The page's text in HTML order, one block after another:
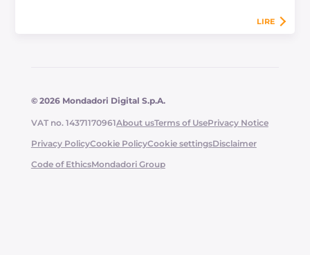
LIRE
© 2026 Mondadori Digital S.p.A.
VAT no. 14371170961About usTerms of UsePrivacy Notice
Privacy PolicyCookie PolicyCookie settingsDisclaimer
Code of EthicsMondadori Group